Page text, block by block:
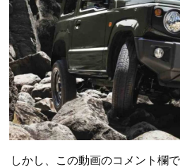
しかし、この動画のコメント欄